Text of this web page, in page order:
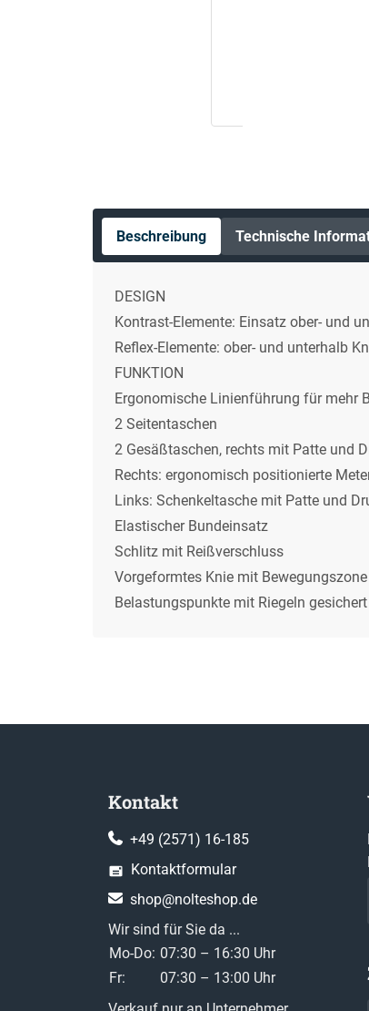
Beschreibung Technische
DESIGN
Kontrast-Elemente: Einsatz ober- und
Reflex-Elemente: ober- und unterhalb
FUNKTION
Ergonomische Linienführung für mehr
2 Seitentaschen
2 Gesäßtaschen, rechts mit Patte und
Rechts: ergonomisch positionierte
Links: Schenkeltasche mit Patte und
Elastischer Bundeinsatz
Schlitz mit Reißverschluss
Vorgeformtes Knie mit Bewegungszone
Belastungspunkte mit Riegeln gesichert
Kontakt
+49 (2571) 16-185
Kontaktformular
shop@nolteshop.de
Wir sind für Sie da ...
Mo-Do: 07:30 – 16:30 Uhr
Fr:
07:30 – 13:00 Uhr